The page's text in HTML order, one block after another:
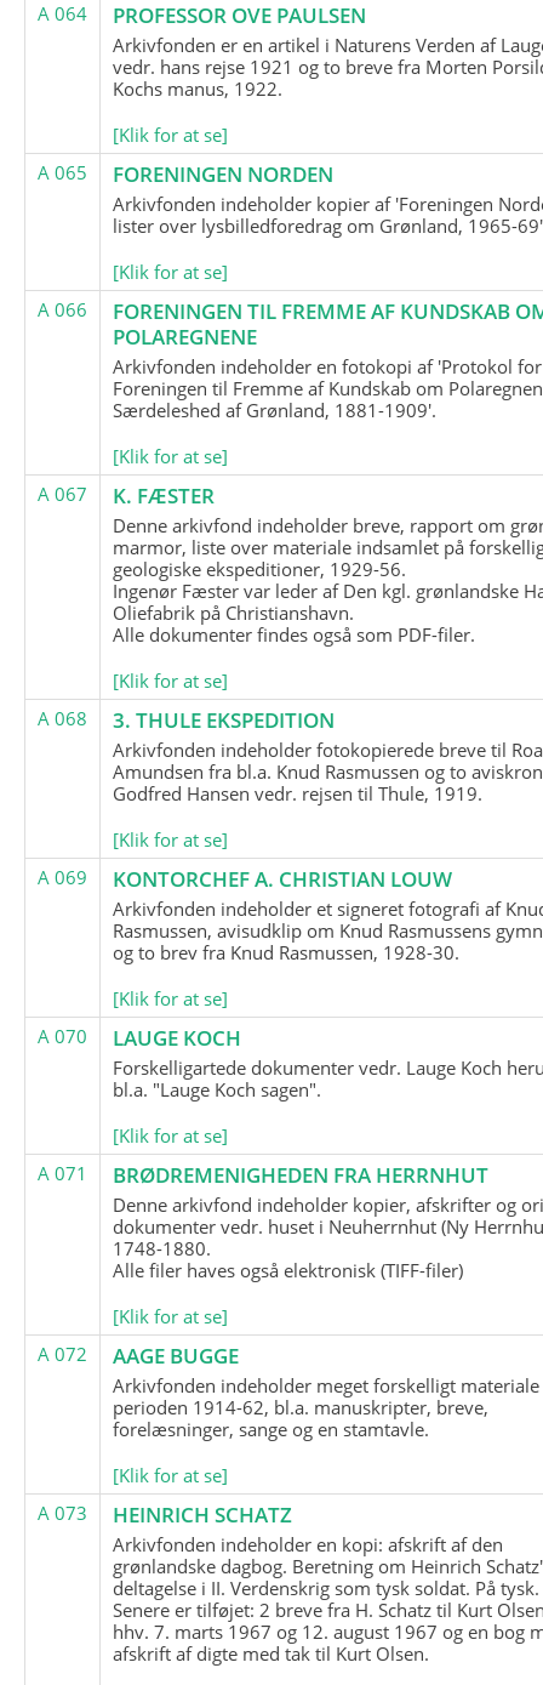
A 064 PROFESSOR OVE PAULSEN
Arkivfonden er en artikel i Naturens Verden af
vedr. hans rejse 1921 og to breve fra Morten
Kochs manus, 1922.
[Klik for at se]
A 065
FORENINGEN NORDEN
Arkivfonden indeholder kopier af 'Foreningen
lister over lysbilledforedrag om Grønland, 1965-
[Klik for at se]
A 066
FORENINGEN TIL FREMME AF KUNDSKAB
POLAREGNENE
Arkivfonden indeholder en fotokopi af 'Protokol for
Foreningen til Fremme af Kundskab om
Særdeleshed af Grønland, 1881-1909'.
[Klik for at se]
A 067
K. FÆSTER
Denne arkivfond indeholder breve, rapport om
marmor, liste over materiale indsamlet på
geologiske ekspeditioner, 1929-56.
Ingenør Fæster var leder af Den kgl. grønlandske
Oliefabrik på Christianshavn.
Alle dokumenter findes også som PDF-filer.
[Klik for at se]
A 068
3. THULE EKSPEDITION
Arkivfonden indeholder fotokopierede breve til
Amundsen fra bl.a. Knud Rasmussen og to
Godfred Hansen vedr. rejsen til Thule, 1919.
[Klik for at se]
A 069
KONTORCHEF A. CHRISTIAN LOUW
Arkivfonden indeholder et signeret fotografi af
Rasmussen, avisudklip om Knud Rasmussens
og to brev fra Knud Rasmussen, 1928-30.
[Klik for at se]
A 070
LAUGE KOCH
Forskelligartede dokumenter vedr. Lauge Koch
bl.a. "Lauge Koch sagen".
[Klik for at se]
A 071
BRØDREMENIGHEDEN FRA HERRNHUT
Denne arkivfond indeholder kopier, afskrifter og
dokumenter vedr. huset i Neuherrnhut (Ny
1748-1880.
Alle filer haves også elektronisk (TIFF-filer)
[Klik for at se]
A 072
AAGE BUGGE
Arkivfonden indeholder meget forskelligt
perioden 1914-62, bl.a. manuskripter, breve,
forelæsninger, sange og en stamtavle.
[Klik for at se]
A 073
HEINRICH SCHATZ
Arkivfonden indeholder en kopi: afskrift af den
grønlandske dagbog. Beretning om Heinrich Schatz'
deltagelse i II. Verdenskrig som tysk soldat. På tysk.
Senere er tilføjet: 2 breve fra H. Schatz til Kurt
hhv. 7. marts 1967 og 12. august 1967 og en bog
afskrift af digte med tak til Kurt Olsen.